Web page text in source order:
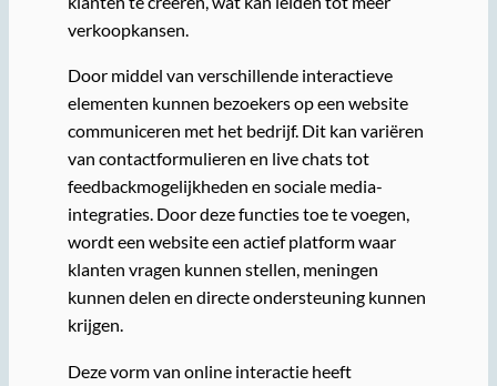
verkoopkansen.
Door middel van verschillende interactieve
elementen kunnen bezoekers op een website
communiceren met het bedrijf. Dit kan variëren
van contactformulieren en live chats tot
feedbackmogelijkheden en sociale media-
integraties. Door deze functies toe te voegen,
wordt een website een actief platform waar
klanten vragen kunnen stellen, meningen
kunnen delen en directe ondersteuning kunnen
krijgen.
Deze vorm van online interactie heeft